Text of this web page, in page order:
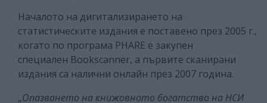
Началото на дигитализирането на
статистическите издания е поставено през 2005 г.,
когато по програма PHARE е закупен
специален Bookscanner, а първите сканирани
издания са налични онлайн през 2007 година.
„Опазването на книжовното богатство на НСИ